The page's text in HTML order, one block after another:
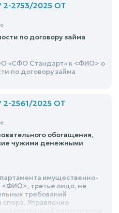
2753/2025 ОТ
по договору займа
«СФО Стандарт» к <ФИО> о
по договору займа
2561/2025 ОТ
обогащения,
чужими денежными
имущественно-
третье лицо, не
требований
Управление
регистрации,